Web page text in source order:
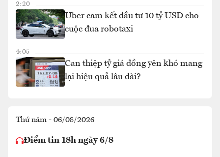
2:20
Uber cam kết đầu tư 10 tỷ USD cho
cuộc đua robotaxi
4:05
Can thiệp tỷ giá đồng yên khó mang
lại hiệu quả lâu dài?
Thứ năm - 06/08/2026
Điểm tin 18h ngày 6/8